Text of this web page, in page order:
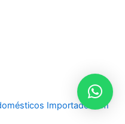
Importados em